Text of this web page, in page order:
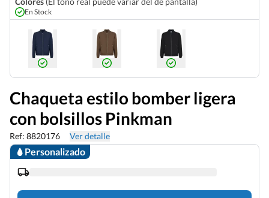
En Stock
Chaqueta estilo bomber ligera
con bolsillos Pinkman
Ref: 8820176 Ver detalle
Personalizado